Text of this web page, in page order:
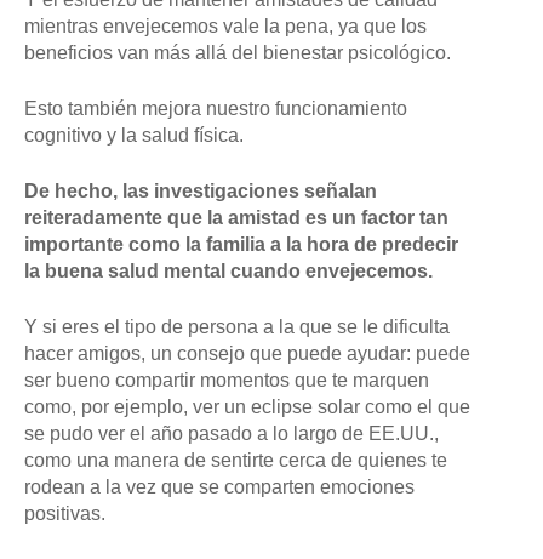
mientras envejecemos vale la pena, ya que los
beneficios van más allá del bienestar psicológico.
Esto también mejora nuestro funcionamiento
cognitivo y la salud física.
De hecho, las investigaciones señalan
reiteradamente que la amistad es un factor tan
importante como la familia a la hora de predecir
la buena salud mental cuando envejecemos.
Y si eres el tipo de persona a la que se le dificulta
hacer amigos, un consejo que puede ayudar: puede
ser bueno compartir momentos que te marquen
como, por ejemplo, ver un eclipse solar como el que
se pudo ver el año pasado a lo largo de EE.UU.,
como una manera de sentirte cerca de quienes te
rodean a la vez que se comparten emociones
positivas.